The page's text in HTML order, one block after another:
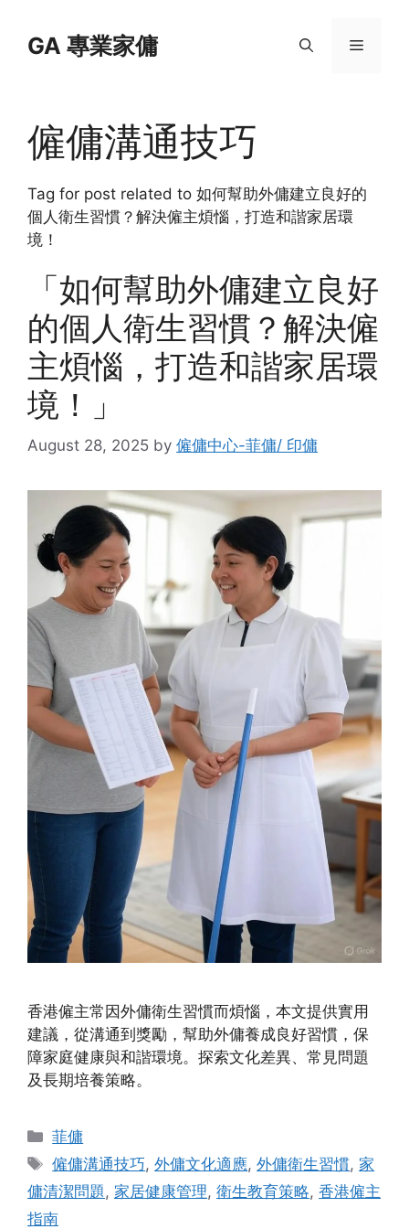
contentGA 專業家傭 Menu
僱傭溝通技巧
Tag for post related to 如何幫助外傭建立良好的
個人衛生習慣？解決僱主煩惱，打造和諧家居環
境！
「如何幫助外傭建立良好
的個人衛生習慣？解決僱
主煩惱，打造和諧家居環
境！」
August 28, 2025 by 僱傭中心-菲傭/ 印傭
香港僱主常因外傭衛生習慣而煩惱，本文提供實用
建議，從溝通到獎勵，幫助外傭養成良好習慣，保
障家庭健康與和諧環境。探索文化差異、常見問題
及長期培養策略。
Categories
菲傭
Tags
僱傭溝通技巧,外傭文化適應,外傭衛生習慣, 家
傭清潔問題 , 家居健康管理, 衛生教育策略, 香港僱主
指南